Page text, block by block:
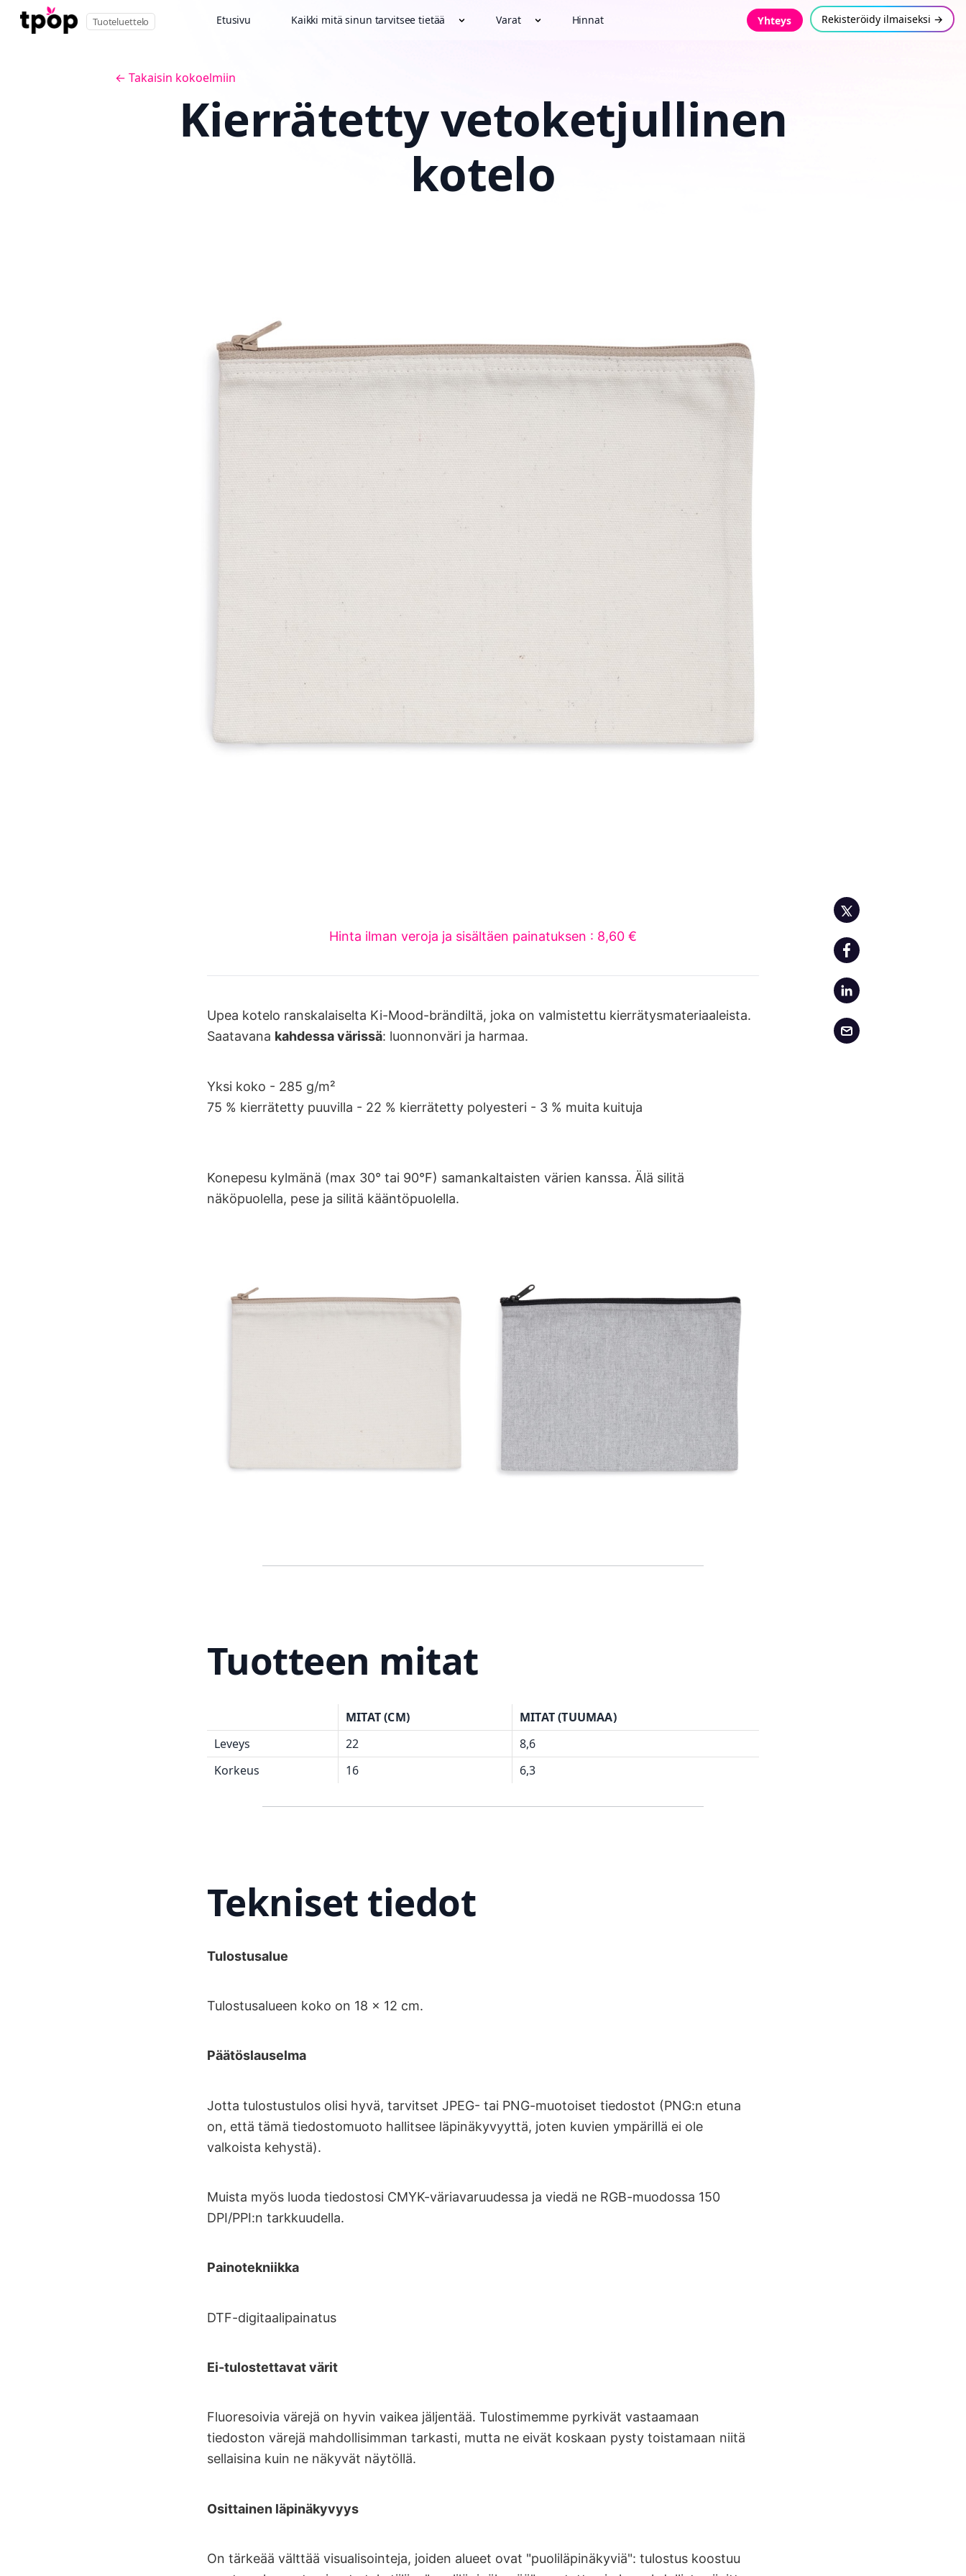
Tuoteluettelo Etusivu Kaikki mitä sinun tarvitsee tietää Varat Hinnat Yhteys Rekisteröidy ilmaiseksi →
← Takaisin kokoelmiin
Kierrätetty vetoketjullinen
kotelo
Hinta ilman veroja ja sisältäen painatuksen : 8,60 €
Upea kotelo ranskalaiselta Ki-Mood-brändiltä, joka on valmistettu kierrätysmateriaaleista.
Saatavana kahdessa värissä: luonnonväri ja harmaa.
Yksi koko - 285 g/m²
75 % kierrätetty puuvilla - 22 % kierrätetty polyesteri - 3 % muita kuituja
Konepesu kylmänä (max 30° tai 90°F) samankaltaisten värien kanssa. Älä silitä
näköpuolella, pese ja silitä kääntöpuolella.
Tuotteen mitat
MITAT (CM)
MITAT (TUUMAA)
Leveys
22
8,6
Korkeus
16 6,3
Tekniset tiedot
Tulostusalue
Tulostusalueen koko on 18 x 12 cm.
Päätöslauselma
Jotta tulostustulos olisi hyvä, tarvitset JPEG- tai PNG-muotoiset tiedostot (PNG:n etuna
on, että tämä tiedostomuoto hallitsee läpinäkyvyyttä, joten kuvien ympärillä ei ole
valkoista kehystä).
Muista myös luoda tiedostosi CMYK-väriavaruudessa ja viedä ne RGB-muodossa 150
DPI/PPI:n tarkkuudella.
Painotekniikka
DTF-digitaalipainatus
Ei-tulostettavat värit
Fluoresoivia värejä on hyvin vaikea jäljentää. Tulostimemme pyrkivät vastaamaan
tiedoston värejä mahdollisimman tarkasti, mutta ne eivät koskaan pysty toistamaan niitä
sellaisina kuin ne näkyvät näytöllä.
Osittainen läpinäkyvyys
On tärkeää välttää visualisointeja, joiden alueet ovat "puoliläpinäkyviä": tulostus koostuu